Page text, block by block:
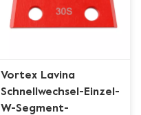
Vortex Lavina
Schnellwechsel-Einzel-
W-Segment-